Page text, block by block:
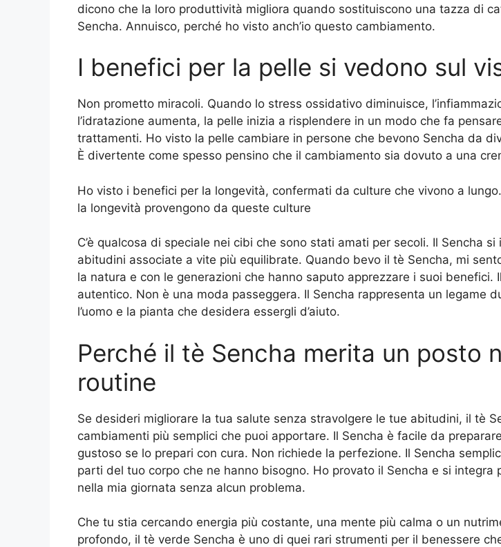
dicono che la loro produttività migliora quando sostituiscono una tazza di
Sencha. Annuisco, perché ho visto anch’io questo cambiamento.
I benefici per la pelle si vedono sul
Non prometto miracoli. Quando lo stress ossidativo diminuisce,
l’idratazione aumenta, la pelle inizia a risplendere in un modo che fa
trattamenti. Ho visto la pelle cambiare in persone che bevono Sencha da
È divertente come spesso pensino che il cambiamento sia dovuto a una
Ho visto i benefici per la longevità, confermati da culture che vivono a
la longevità provengono da queste culture
C’è qualcosa di speciale nei cibi che sono stati amati per secoli. Il Sencha si
abitudini associate a vite più equilibrate. Quando bevo il tè Sencha, mi
la natura e con le generazioni che hanno saputo apprezzare i suoi benefici.
autentico. Non è una moda passeggera. Il Sencha rappresenta un legame
l’uomo e la pianta che desidera essergli d’aiuto.
Perché il tè Sencha merita un posto
routine
Se desideri migliorare la tua salute senza stravolgere le tue abitudini, il tè
cambiamenti più semplici che puoi apportare. Il Sencha è facile da
gustoso se lo prepari con cura. Non richiede la perfezione. Il Sencha
parti del tuo corpo che ne hanno bisogno. Ho provato il Sencha e si integra
nella mia giornata senza alcun problema.
Che tu stia cercando energia più costante, una mente più calma o un
profondo, il tè verde Sencha è uno di quei rari strumenti per il benessere